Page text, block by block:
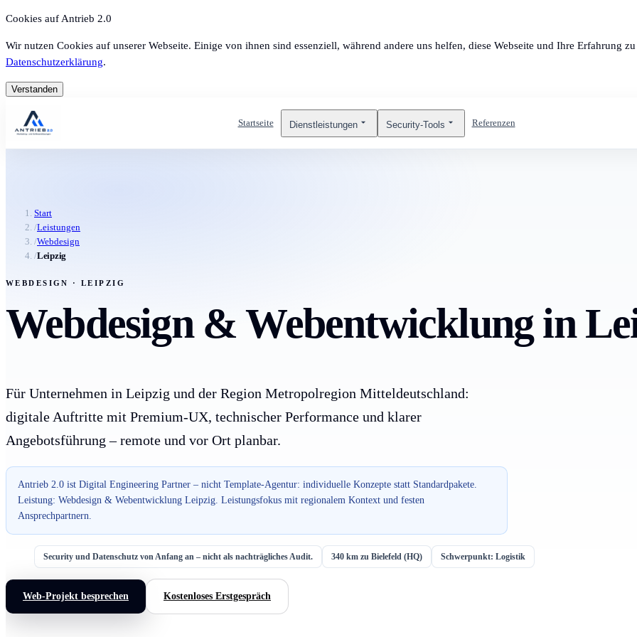
Cookies auf Antrieb 2.0
Wir nutzen Cookies auf unserer Webseite. Einige von ihnen sind essenziell, während andere uns helfen, diese Webseite und Ihre Erfahrung
Datenschutzerklärung.
Verstanden
Startseite Dienstleistungen Security-Tools Referenzen
Start
/Leistungen
/Webdesign
/Leipzig
WEBDESIGN · LEIPZIG
Webdesign & Webentwicklung in
Für Unternehmen in Leipzig und der Region Metropolregion Mitteldeutschland:
digitale Auftritte mit Premium-UX, technischer Performance und klarer
Angebotsführung – remote und vor Ort planbar.
Antrieb 2.0 ist Digital Engineering Partner – nicht Template-Agentur: individuelle Konzepte statt Standardpakete.
Leistung: Webdesign & Webentwicklung Leipzig. Leistungsfokus mit regionalem Kontext und festen
Ansprechpartnern.
Security und Datenschutz von Anfang an – nicht als nachträgliches Audit. 340 km zu Bielefeld (HQ) Schwerpunkt: Logistik
Web-Projekt besprechen Kostenloses Erstgespräch